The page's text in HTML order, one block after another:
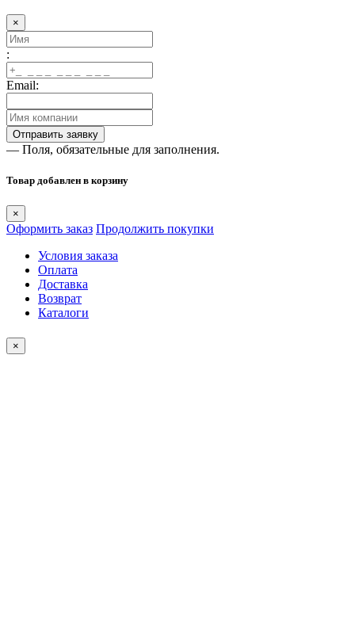
×
:
Email:
— Поля, обязательные для заполнения.
Товар добавлен в корзину
×
Оформить заказ Продолжить покупки
Условия заказа
Оплата
Доставка
Возврат
Каталоги
×